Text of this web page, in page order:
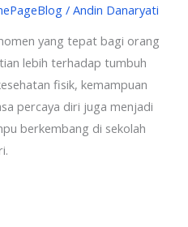
/Andin Danaryati
yang tepat bagi orang
lebih terhadap tumbuh
fisik, kemampuan
percaya diri juga menjadi
berkembang di sekolah